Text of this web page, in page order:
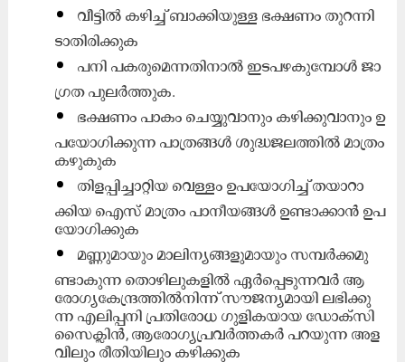
വീ​ട്ടി​ൽ ക​ഴി​ച്ച് ബാ​ക്കി​യു​ള്ള ഭ​ക്ഷ​ണം തു​റ​ന്നി​
ടാ​തി​രി​ക്കു​ക
പ​നി പ​ക​രു​മെ​ന്ന​തി​നാ​ൽ ഇ​ട​പ​ഴ​കു​മ്പോ​ൾ ജാ​
ഗ്ര​ത പു​ല​ർ​ത്തു​ക.
ഭ​ക്ഷ​ണം പാ​കം ചെ​യ്യു​വാ​നും ക​ഴി​ക്കു​വാ​നും ഉ​
പ​യോ​ഗി​ക്കു​ന്ന പാ​ത്ര​ങ്ങ​ൾ ശു​ദ്ധ​ജ​ല​ത്തി​ൽ മാ​ത്രം
ക​ഴു​കു​ക
തി​ള​പ്പി​ച്ചാ​റ്റി​യ വെ​ള്ളം ഉ​പ​യോ​ഗി​ച്ച് ത​യാ​റാ​
ക്കി​യ ഐ​സ് മാ​ത്രം പാ​നീ​യ​ങ്ങ​ൾ ഉ​ണ്ടാ​ക്കാ​ൻ ഉ​പ​
യോ​ഗി​ക്കു​ക
മ​ണ്ണു​മാ​യും മാ​ലി​ന്യ​ങ്ങ​ളു​മാ​യും സ​മ്പ​ർ​ക്ക​മു​
ണ്ടാ​കു​ന്ന തൊ​ഴി​ലു​ക​ളി​ൽ ഏ​ർ​പ്പെ​ടു​ന്ന​വ​ർ ആ​
രോ​ഗ്യ​കേ​ന്ദ്ര​ത്തി​ൽ​നി​ന്ന് സൗ​ജ​ന്യ​മാ​യി ല​ഭി​ക്കു​
ന്ന എ​ലി​പ്പ​നി പ്ര​തി​രോ​ധ ഗു​ളി​ക​യാ​യ ഡോ​ക്സി​
സൈ​ക്ലി​ൻ, ആ​രോ​ഗ്യ​പ്ര​വ​ർ​ത്ത​ക​ർ പ​റ​യു​ന്ന അ​ള​
വി​ലും രീ​തി​യി​ലും ക​ഴി​ക്കു​ക